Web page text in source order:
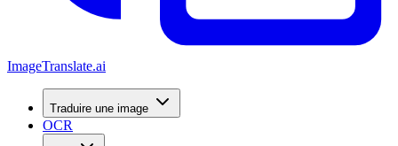
ImageTranslate.ai
Traduire une image
OCR